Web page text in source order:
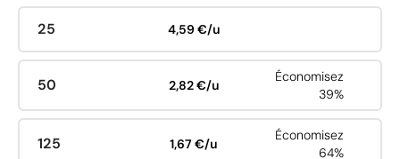
25 4,59 €/u
50 2,82 €/u
Économisez
39%
125 1,67 €/u
Économisez
64%